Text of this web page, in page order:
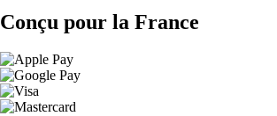
Conçu pour la France